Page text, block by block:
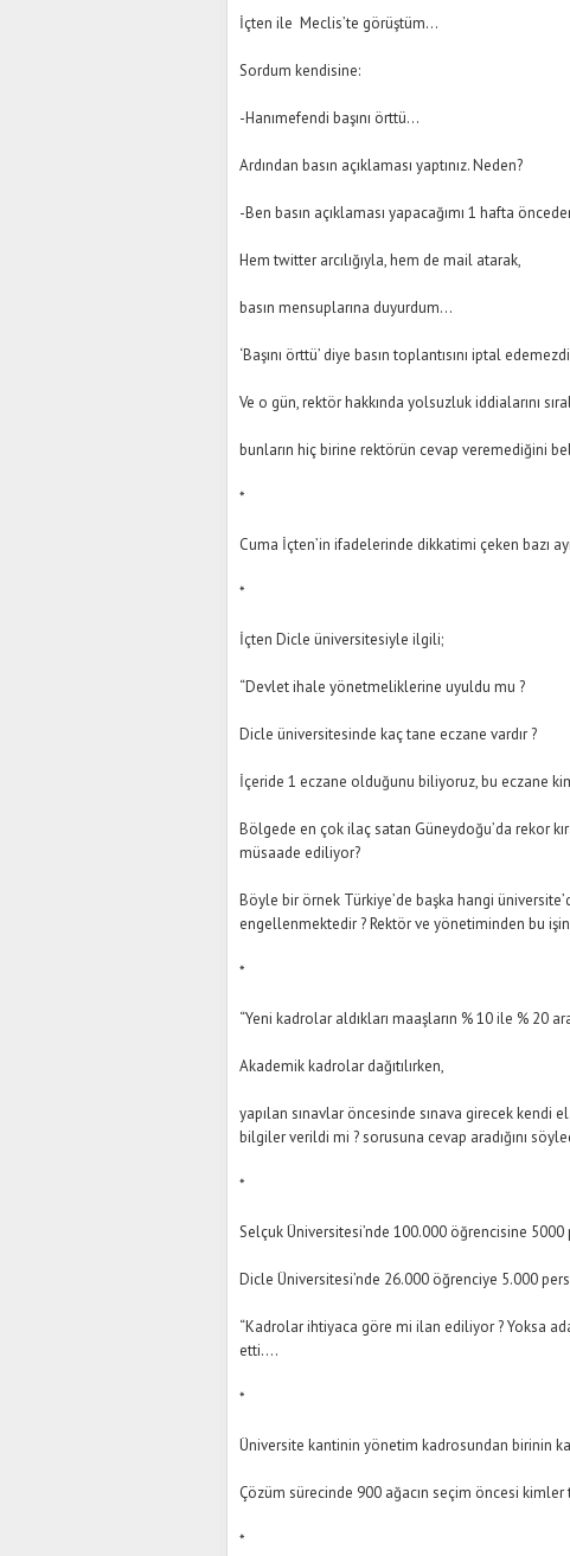
İçten ile Meclis’te görüştüm…
Sordum kendisine:
-Hanımefendi başını örttü…
Ardından basın açıklaması yaptınız. Neden?
-Ben basın açıklaması yapacağımı 1 hafta
Hem twitter arcılığıyla, hem de mail atarak,
basın mensuplarına duyurdum…
‘Başını örttü’ diye basın toplantısını iptal
Ve o gün, rektör hakkında yolsuzluk iddialarını
bunların hiç birine rektörün cevap veremediğini
*
Cuma İçten’in ifadelerinde dikkatimi çeken bazı
*
İçten Dicle üniversitesiyle ilgili;
“Devlet ihale yönetmeliklerine uyuldu mu ?
Dicle üniversitesinde kaç tane eczane vardır ?
İçeride 1 eczane olduğunu biliyoruz, bu eczane
Bölgede en çok ilaç satan Güneydoğu’da rekor
müsaade ediliyor?
Böyle bir örnek Türkiye’de başka hangi
engellenmektedir ? Rektör ve yönetiminden bu
*
“Yeni kadrolar aldıkları maaşların % 10 ile % 20
Akademik kadrolar dağıtılırken,
yapılan sınavlar öncesinde sınava girecek kendi
bilgiler verildi mi ? sorusuna cevap aradığını
*
Selçuk Üniversitesi’nde 100.000 öğrencisine 5000
Dicle Üniversitesi’nde 26.000 öğrenciye 5.000
“Kadrolar ihtiyaca göre mi ilan ediliyor ? Yoksa
etti….
*
Üniversite kantinin yönetim kadrosundan birinin
Çözüm sürecinde 900 ağacın seçim öncesi
*